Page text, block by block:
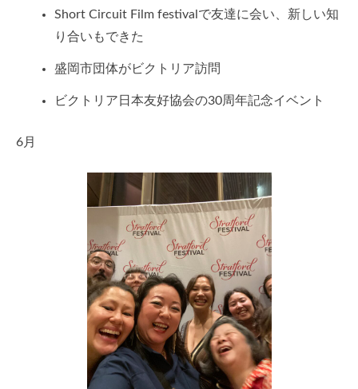
Short Circuit Film festivalで友達に会い、新しい知
り合いもできた
盛岡市団体がビクトリア訪問
ビクトリア日本友好協会の30周年記念イベント
6月